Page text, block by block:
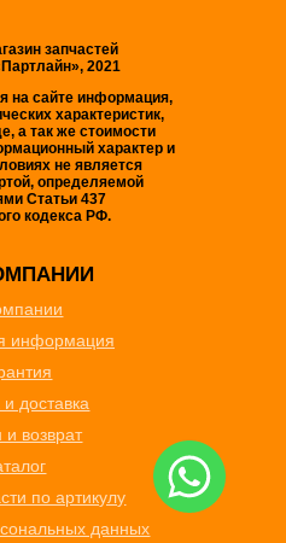
запчастей
2021
на сайте информация,
характеристик,
а так же стоимости
характер и
не является
определяемой
Статьи 437
кодекса РФ.
информация
доставка
возврат
по артикулу
данных